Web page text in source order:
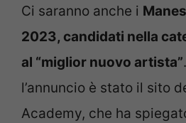
Ci saranno anche i
2023, candidati nella
al “miglior nuovo artista”
l’annuncio è stato il sito
Academy, che ha